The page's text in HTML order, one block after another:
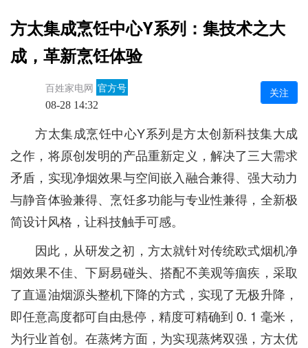
方太集成烹饪中心Y系列：集技术之大
成，革新烹饪体验
百姓家电网 官方号
08-28 14:32
关注
方太集成烹饪中心Y系列是方太创新科技集大成
之作，将原创发明的产品重新定义，解决了三大需求
矛盾，实现净烟效果与空间嵌入融合兼得、强大动力
与静音体验兼得、烹饪多功能与专业性兼得，全新极
简设计风格，让科技触手可感。
因此，从研发之初，方太就针对传统欧式烟机净
烟效果不佳、下厨易碰头、搭配不美观等痼疾，采取
了直逼油烟源头整机下降的方式，实现了无极升降，
即任意高度都可自由悬停，精度可精确到 0. 1 毫米，
为行业首创。在蒸烤方面，为实现蒸烤双强，方太优